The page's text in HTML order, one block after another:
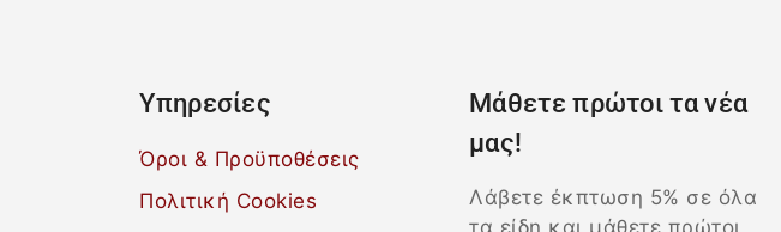
Υπηρεσίες
Όροι & Προϋποθέσεις
Πολιτική Cookies
Μάθετε πρώτοι τα νέα
μας!
Λάβετε έκπτωση 5% σε όλα